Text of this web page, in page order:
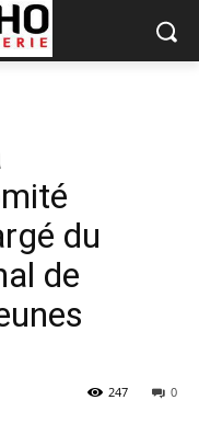
du
de
0
247